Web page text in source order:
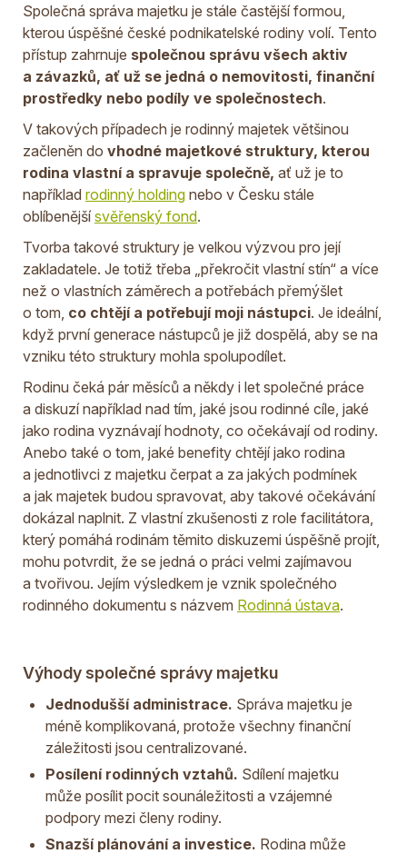
Společná správa majetku je stále častější formou,
kterou úspěšné české podnikatelské rodiny volí. Tento
přístup zahrnuje společnou správu všech aktiv
a závazků, ať už se jedná o nemovitosti, finanční
prostředky nebo podíly ve společnostech.
V takových případech je rodinný majetek většinou
začleněn do vhodné majetkové struktury, kterou
rodina vlastní a spravuje společně, ať už je to
například rodinný holding nebo v Česku stále
oblíbenější svěřenský fond.
Tvorba takové struktury je velkou výzvou pro její
zakladatele. Je totiž třeba „překročit vlastní stín“ a více
než o vlastních záměrech a potřebách přemýšlet
o tom, co chtějí a potřebují moji nástupci. Je ideální,
když první generace nástupců je již dospělá, aby se na
vzniku této struktury mohla spolupodílet.
Rodinu čeká pár měsíců a někdy i let společné práce
a diskuzí například nad tím, jaké jsou rodinné cíle, jaké
jako rodina vyznávají hodnoty, co očekávají od rodiny.
Anebo také o tom, jaké benefity chtějí jako rodina
a jednotlivci z majetku čerpat a za jakých podmínek
a jak majetek budou spravovat, aby takové očekávání
dokázal naplnit. Z vlastní zkušenosti z role facilitátora,
který pomáhá rodinám těmito diskuzemi úspěšně projít,
mohu potvrdit, že se jedná o práci velmi zajímavou
a tvořivou. Jejím výsledkem je vznik společného
rodinného dokumentu s názvem Rodinná ústava.
Výhody společné správy majetku
Jednodušší administrace. Správa majetku je
méně komplikovaná, protože všechny finanční
záležitosti jsou centralizované.
Posílení rodinných vztahů. Sdílení majetku
může posílit pocit sounáležitosti a vzájemné
podpory mezi členy rodiny.
Snazší plánování a investice. Rodina může